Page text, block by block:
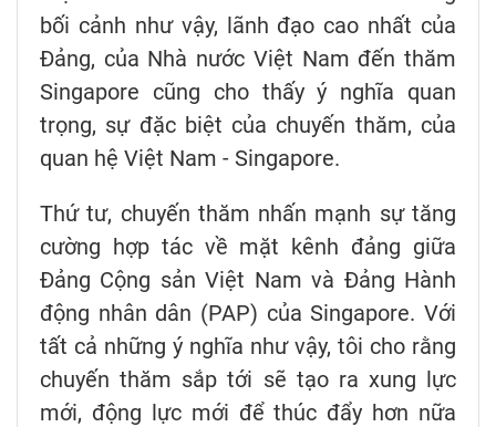
bối cảnh như vậy, lãnh đạo cao nhất của
Đảng, của Nhà nước Việt Nam đến thăm
Singapore cũng cho thấy ý nghĩa quan
trọng, sự đặc biệt của chuyến thăm, của
quan hệ Việt Nam - Singapore.
Thứ tư, chuyến thăm nhấn mạnh sự tăng
cường hợp tác về mặt kênh đảng giữa
Đảng Cộng sản Việt Nam và Đảng Hành
động nhân dân (PAP) của Singapore. Với
tất cả những ý nghĩa như vậy, tôi cho rằng
chuyến thăm sắp tới sẽ tạo ra xung lực
mới, động lực mới để thúc đẩy hơn nữa